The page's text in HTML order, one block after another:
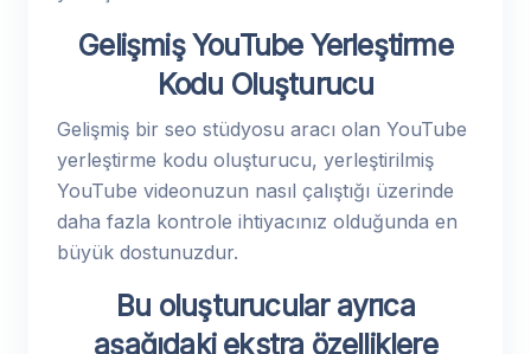
Gelişmiş YouTube Yerleştirme
Kodu Oluşturucu
Gelişmiş bir seo stüdyosu aracı olan YouTube
yerleştirme kodu oluşturucu, yerleştirilmiş
YouTube videonuzun nasıl çalıştığı üzerinde
daha fazla kontrole ihtiyacınız olduğunda en
büyük dostunuzdur.
Bu oluşturucular ayrıca
aşağıdaki ekstra özelliklere